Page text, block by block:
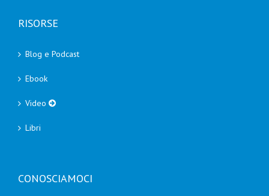
RISORSE
Blog e Podcast
Ebook
Video
Libri
CONOSCIAMOCI